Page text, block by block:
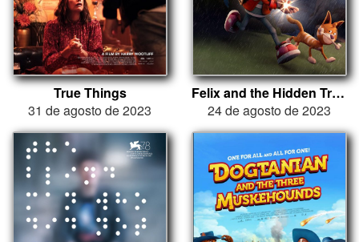
True Things
31 de agosto de 2023
Felix and the Hidden Treasure
24 de agosto de 2023